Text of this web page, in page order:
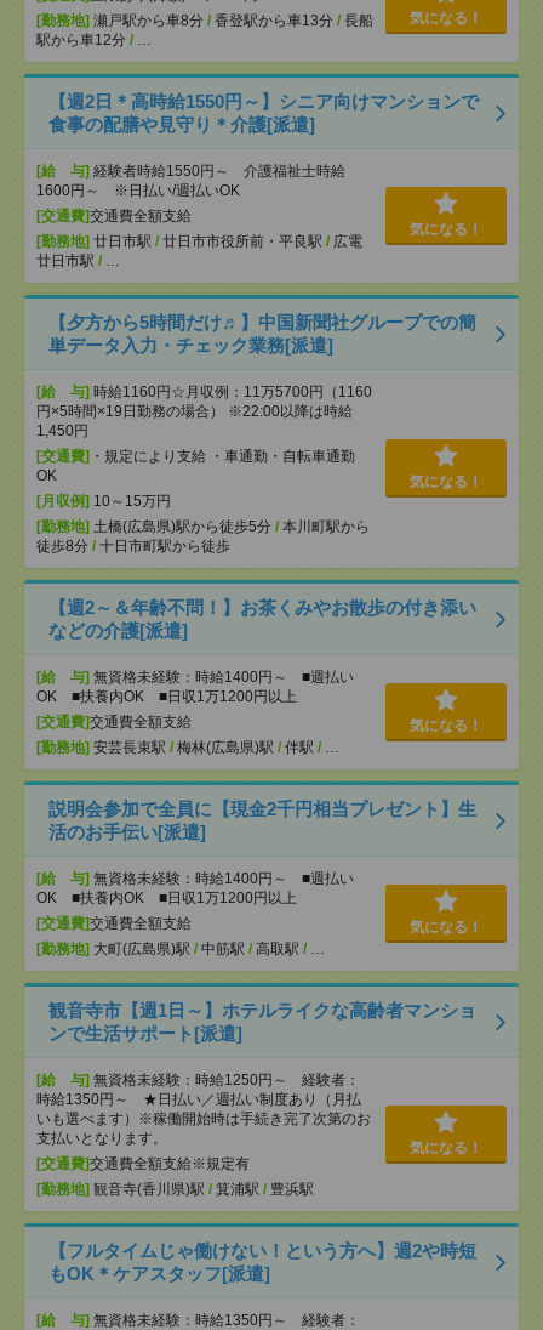
[勤務地] 瀬戸駅から車8分 / 香登駅から車13分 / 長船
駅から車12分 / …
気になる！
【週2日＊高時給1550円～】シニア向けマンションで
食事の配膳や見守り＊介護[派遣]
[給 与] 経験者時給1550円～ 介護福祉士時給
1600円～ ※日払い/週払いOK
[交通費]交通費全額支給
[勤務地] 廿日市駅 / 廿日市市役所前・平良駅 / 広電
廿日市駅 / …
気になる！
【夕方から5時間だけ♬】中国新聞社グループでの簡
単データ入力・チェック業務[派遣]
[給 与] 時給1160円☆月収例：11万5700円（1160
円×5時間×19日勤務の場合） ※22:00以降は時給
1,450円
[交通費] ・規定により支給 ・車通勤・自転車通勤
OK
[月収例] 10～15万円
[勤務地] 土橋(広島県)駅から徒歩5分 / 本川町駅から
徒歩8分 / 十日市町駅から徒歩
気になる！
【週2～＆年齢不問！】お茶くみやお散歩の付き添い
などの介護[派遣]
[給 与] 無資格未経験：時給1400円～ ■週払い
OK ■扶養内OK ■日収1万1200円以上
[交通費]交通費全額支給
[勤務地] 安芸長束駅 / 梅林(広島県)駅 / 伴駅 / …
気になる！
説明会参加で全員に【現金2千円相当プレゼント】生
活のお手伝い[派遣]
[給 与] 無資格未経験：時給1400円～ ■週払い
OK ■扶養内OK ■日収1万1200円以上
[交通費]交通費全額支給
[勤務地] 大町(広島県)駅 / 中筋駅 / 高取駅 / …
気になる！
観音寺市【週1日～】ホテルライクな高齢者マンショ
ンで生活サポート[派遣]
[給 与] 無資格未経験：時給1250円～ 経験者：
時給1350円～ ★日払い／週払い制度あり（月払
いも選べます）※稼働開始時は手続き完了次第のお
支払いとなります。
[交通費]交通費全額支給※規定有
[勤務地] 観音寺(香川県)駅 / 箕浦駅 / 豊浜駅
気になる！
【フルタイムじゃ働けない！という方へ】週2や時短
もOK＊ケアスタッフ[派遣]
[給 与] 無資格未経験：時給1350円～ 経験者：